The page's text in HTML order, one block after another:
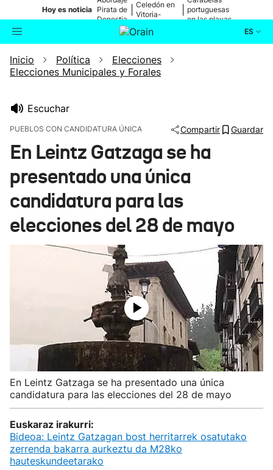
Hoy es noticia Pirata de
Donostia
Celedón en
Vitoria-
portuguesas
en las playas
ES
Buscador Actualidad
Cultura
Ikusmiran
Eguraldia
Inicio Política
Elecciones
Elecciones Municipales y Forales
Escuchar
PUEBLOS CON CANDIDATURA ÚNICA Compartir Guardar
En Leintz Gatzaga se ha
presentado una única
candidatura para las
elecciones del 28 de mayo
En Leintz Gatzaga se ha presentado una única
candidatura para las elecciones del 28 de mayo
Euskaraz irakurri:
Bideoa: Leintz Gatzagan bost herritarrek osatutako
zerrenda bakarra aurkeztu da M28ko
hauteskundeetarako